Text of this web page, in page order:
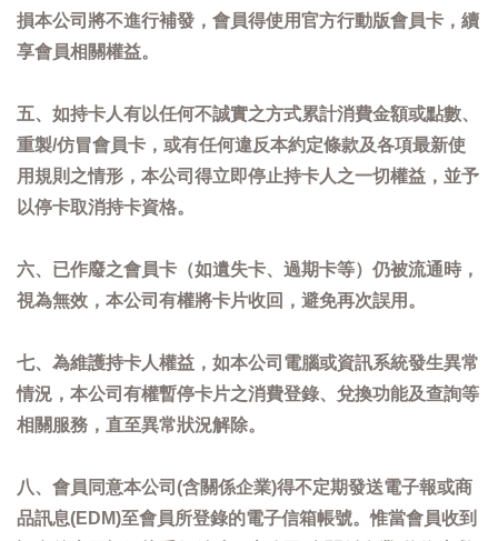
損本公司將不進行補發，會員得使用官方行動版會員卡，續
享會員相關權益。
五、如持卡人有以任何不誠實之方式累計消費金額或點數、
重製/仿冒會員卡，或有任何違反本約定條款及各項最新使
用規則之情形，本公司得立即停止持卡人之一切權益，並予
以停卡取消持卡資格。
六、已作廢之會員卡（如遺失卡、過期卡等）仍被流通時，
視為無效，本公司有權將卡片收回，避免再次誤用。
七、為維護持卡人權益，如本公司電腦或資訊系統發生異常
情況，本公司有權暫停卡片之消費登錄、兌換功能及查詢等
相關服務，直至異常狀況解除。
八、會員同意本公司(含關係企業)得不定期發送電子報或商
品訊息(EDM)至會員所登錄的電子信箱帳號。惟當會員收到